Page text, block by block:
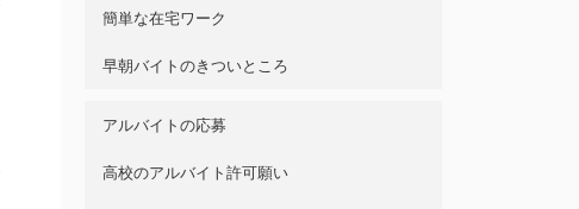
簡単な在宅ワーク
早朝バイトのきついところ
アルバイトの応募
高校のアルバイト許可願い